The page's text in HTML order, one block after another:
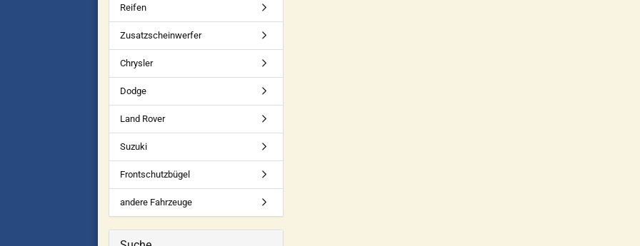
Reifen
Zusatzscheinwerfer
Chrysler
Dodge
Land Rover
Suzuki
Frontschutzbügel
andere Fahrzeuge